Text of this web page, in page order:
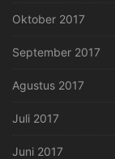
Oktober 2017
September 2017
Agustus 2017
Juli 2017
Juni 2017